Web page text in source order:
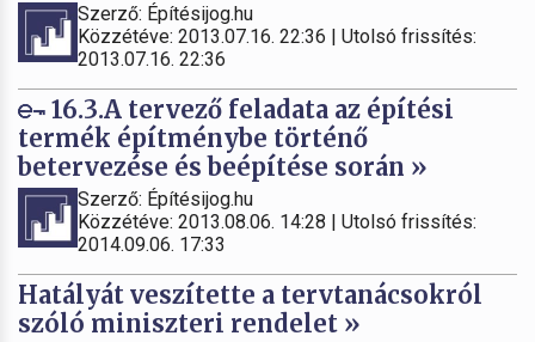
Szerző: Építésijog.hu
Közzétéve: 2013.07.16. 22:36 | Utolsó frissítés:
2013.07.16. 22:36
16.3.A tervező feladata az építési
termék építménybe történő
betervezése és beépítése során »
Szerző: Építésijog.hu
Közzétéve: 2013.08.06. 14:28 | Utolsó frissítés:
2014.09.06. 17:33
Hatályát veszítette a tervtanácsokról
szóló miniszteri rendelet »